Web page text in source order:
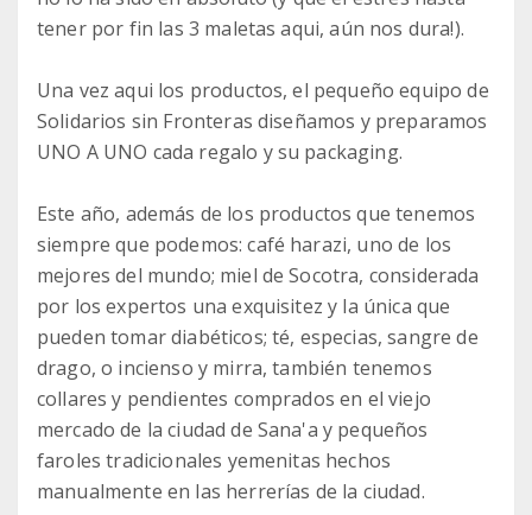
tener por fin las 3 maletas aqui, aún nos dura!).
Una vez aqui los productos, el pequeño equipo de
Solidarios sin Fronteras diseñamos y preparamos
UNO A UNO cada regalo y su packaging.
Este año, además de los productos que tenemos
siempre que podemos: café harazi, uno de los
mejores del mundo; miel de Socotra, considerada
por los expertos una exquisitez y la única que
pueden tomar diabéticos; té, especias, sangre de
drago, o incienso y mirra, también tenemos
collares y pendientes comprados en el viejo
mercado de la ciudad de Sana'a y pequeños
faroles tradicionales yemenitas hechos
manualmente en las herrerías de la ciudad.